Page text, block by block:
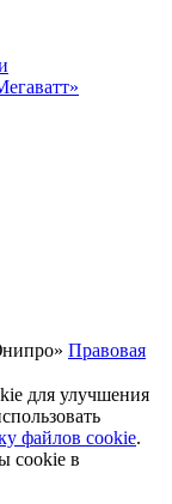
Правовая
для улучшения
файлов cookie.
cookie в